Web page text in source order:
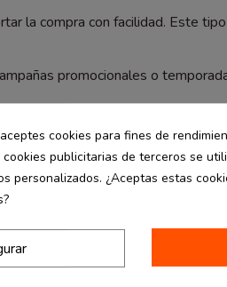
la compra con facilidad. Este
promocionales o
la presentación de tus productos.
cookies para fines de
publicitarias de terceros se
personalizados. ¿Aceptas estas